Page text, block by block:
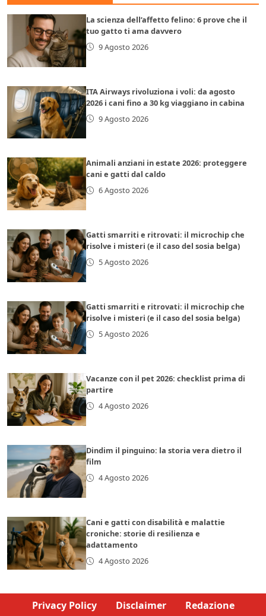
La scienza dell’affetto felino: 6 prove che il
tuo gatto ti ama davvero
9 Agosto 2026
ITA Airways rivoluziona i voli: da agosto
2026 i cani fino a 30 kg viaggiano in cabina
9 Agosto 2026
Animali anziani in estate 2026: proteggere
cani e gatti dal caldo
6 Agosto 2026
Gatti smarriti e ritrovati: il microchip che
risolve i misteri (e il caso del sosia belga)
5 Agosto 2026
Gatti smarriti e ritrovati: il microchip che
risolve i misteri (e il caso del sosia belga)
5 Agosto 2026
Vacanze con il pet 2026: checklist prima di
partire
4 Agosto 2026
Dindim il pinguino: la storia vera dietro il
film
4 Agosto 2026
Cani e gatti con disabilità e malattie
croniche: storie di resilienza e
adattamento
4 Agosto 2026
Privacy Policy Disclaimer Redazione